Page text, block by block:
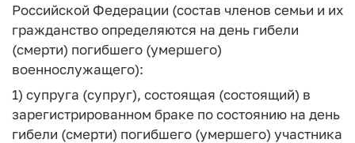
Российской Федерации (состав членов семьи и их
гражданство определяются на день гибели
(смерти) погибшего (умершего)
военнослужащего):
1) супруга (супруг), состоящая (состоящий) в
зарегистрированном браке по состоянию на день
гибели (смерти) погибшего (умершего) участника